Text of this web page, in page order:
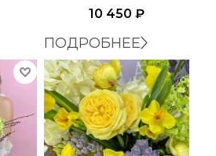
10 450 ₽
ПОДРОБНЕЕ